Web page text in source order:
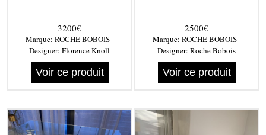
3200€
Marque: ROCHE BOBOIS|
Designer: Florence Knoll
Voir ce produit
2500€
Marque: ROCHE BOBOIS|
Designer: Roche Bobois
Voir ce produit